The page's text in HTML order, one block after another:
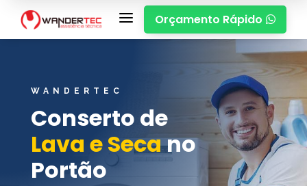
a Orçamento Rápido 
WANDERTEC
Conserto de
Lava e Secano
Portão